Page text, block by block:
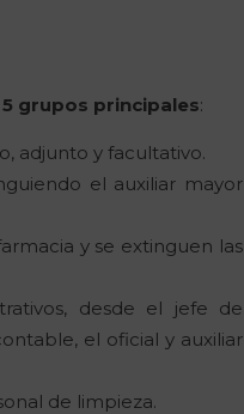
5 grupos principales:
adjunto y facultativo.
el auxiliar mayor
y se extinguen las
desde el jefe de
el oficial y auxiliar
de limpieza.